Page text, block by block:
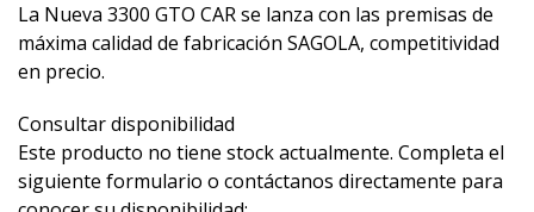
La Nueva 3300 GTO CAR se lanza con las premisas de
máxima calidad de fabricación SAGOLA, competitividad
en precio.
Consultar disponibilidad
Este producto no tiene stock actualmente. Completa el
siguiente formulario o contáctanos directamente para